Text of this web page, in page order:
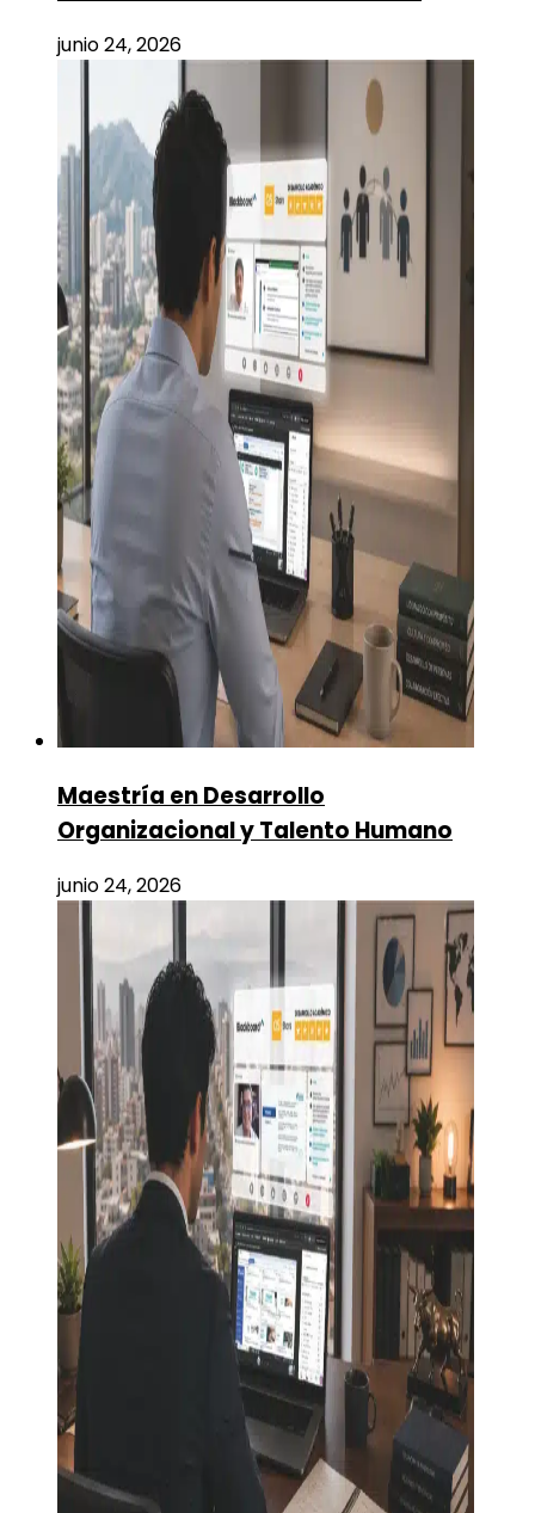
junio 24, 2026
Maestría en Desarrollo
Organizacional y Talento Humano
junio 24, 2026